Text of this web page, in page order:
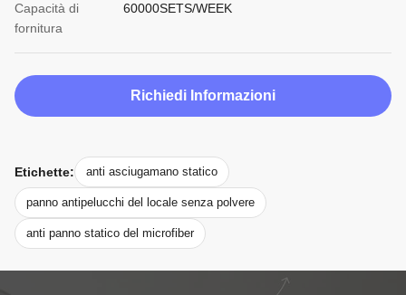
Capacità di
fornitura
60000SETS/WEEK
Richiedi Informazioni
Etichette: anti asciugamano statico
panno antipelucchi del locale senza polvere
anti panno statico del microfiber